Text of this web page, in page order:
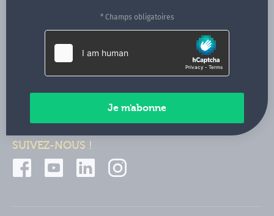
* Champs obligatoires
35000 Rennes
02 99 05 25 47
Contactez-nous
Paiements sécurisés
SUIVEZ-NOUS !